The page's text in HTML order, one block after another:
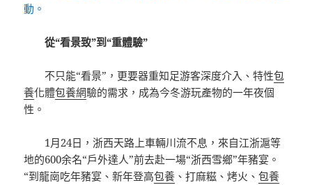
動。
從“看景致”到“重體驗”
不只能“看景”，更要器重知足游客深度介入、特性包
養化體包養網驗的需求，成為今冬游玩產物的一年夜個
性。
1月24日，浙西天路上車輛川流不息，來自江浙滬等
地的600余名“戶外達人”前去赴一場“浙西雪鄉”年豬宴。
“到龍崗吃年豬宴、新年登高包養 、打麻糍、烤火、包養